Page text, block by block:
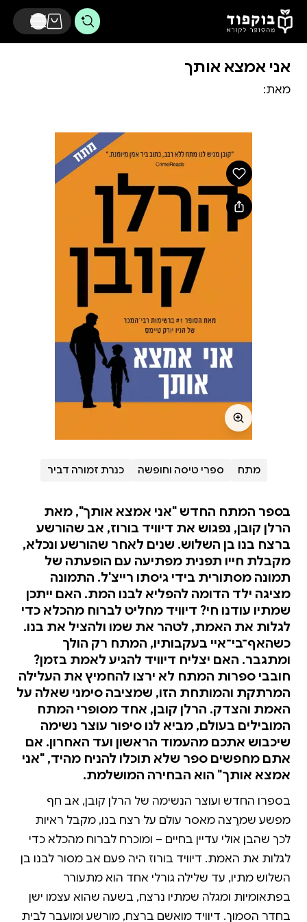
דלג לתוכן הראשי
אני אמצא אותך
מאת:
מתח ספרי טיסה וחופשה כנרת זמורה דביר
בספר המתח החדש "אני אמצא אותך", מאת
הרלן קובן, נפגוש את דיוויד בורוז, אב שהורשע
ברצח בנו בן השלוש. שנים לאחר שהורשע ונכלא,
מקבלת חייו תפנית מפתיעה עם הופעתה של
תמונה מסתורית בידי גיסתו רייצ'ל. התמונה
מציגה ילד הדומה להפליא לבנו המת. האם ייתכן
שמתיו עודנו חי? דיוויד מחליט לברוח מהכלא כדי
לגלות את האמת, לטהר את שמו ולהציל את בנו.
כשהאף־בי־איי בעקבותיו, המתח רק הולך
ומתגבר. האם יצליח דיוויד להגיע לאמת בזמן?
חובבי ספרות המתח לא ירצו להחמיץ את העלילה
המרתקת והמותחת הזו, שמציבה סימני שאלה על
האמת והצדק. הרלן קובן, אחד מסופרי המתח
המובילים בעולם, מביא לנו סיפור עוצר נשימה
שיכבוש אתכם מהעמוד הראשון ועד האחרון. אם
אתם מחפשים ספר שלא תוכלו להניח מהיד, "אני
אמצא אותך" הוא הבחירה המושלמת.
בספרו החדש ועוצר הנשימה של הרלן קובן, אב חף
מפשע שמרַצה מאסר עולם על רצח בנו, מקבל ראיות
לכך שהבן אולי עדיין בחיים – ומוכרח לברוח מהכלא כדי
לגלות את האמת. דיוויד בורוז היה פעם אב מסור לבנו בן
השלוש מתיו, עד שלילה גורלי אחד הוא מתעורר
בפתאומיות ומגלה שמתיו נרצח, בשעה שהוא עצמו ישן
בחדר הסמוך. דיוויד מואשם ברצח, מורשע ומועבר לבית